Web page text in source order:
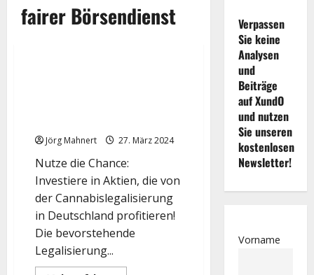
fairer Börsendienst
Jörg Mahnert 27. März 2024
Nutze die Chance:
Investiere in Aktien, die von
der Cannabislegalisierung
in Deutschland profitieren!
Die bevorstehende
Legalisierung...
Verpassen
Sie keine
Analysen
und
Beiträge
auf XundO
und nutzen
Sie unseren
kostenlosen
Newsletter!
Vorname